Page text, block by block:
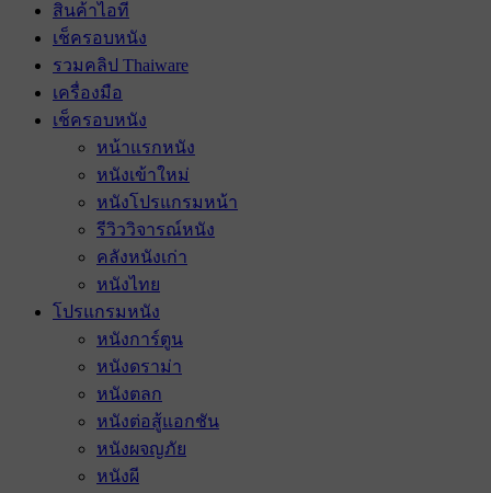
สินค้าไอที
เช็ครอบหนัง
รวมคลิป Thaiware
เครื่องมือ
เช็ครอบหนัง
หน้าแรกหนัง
หนังเข้าใหม่
หนังโปรแกรมหน้า
รีวิววิจารณ์หนัง
คลังหนังเก่า
หนังไทย
โปรแกรมหนัง
หนังการ์ตูน
หนังดราม่า
หนังตลก
หนังต่อสู้แอกชัน
หนังผจญภัย
หนังผี